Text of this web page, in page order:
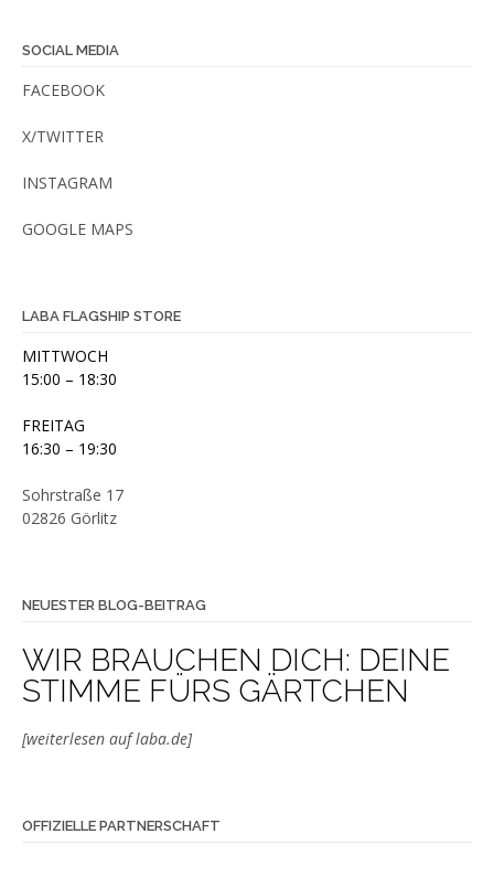
SOCIAL MEDIA
FACEBOOK
X/TWITTER
INSTAGRAM
GOOGLE MAPS
LABA FLAGSHIP STORE
MITTWOCH
15:00 – 18:30
FREITAG
16:30 – 19:30
Sohrstraße 17
02826 Görlitz
NEUESTER BLOG-BEITRAG
WIR BRAUCHEN DICH: DEINE
STIMME FÜRS GÄRTCHEN
[weiterlesen auf laba.de]
OFFIZIELLE PARTNERSCHAFT